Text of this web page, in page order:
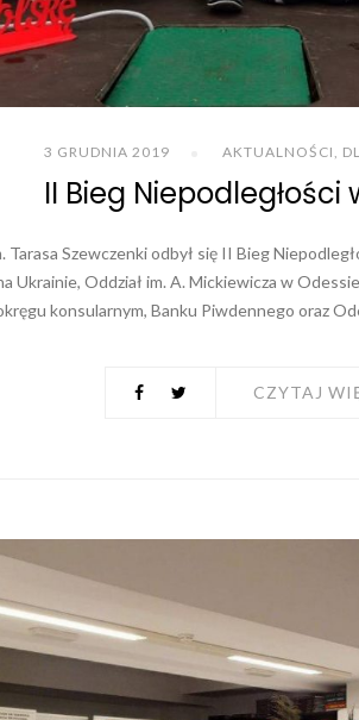
3 GRUDNIA 2019 AKTUALNOŚCI,
II Bieg Niepodległości
Szewczenki odbył się II Bieg
Ukrainie, Oddział im. A. Mickiewicza w
konsularnym, Banku Piwdennego oraz
CZYTAJ